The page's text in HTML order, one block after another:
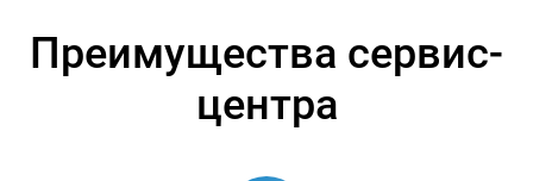
Преимущества сервис-
центра